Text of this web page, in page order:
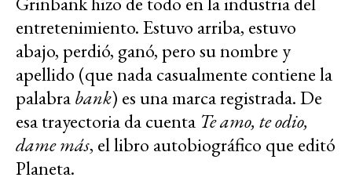
entretenimiento. Estuvo arriba, estuvo
abajo, perdió, ganó, pero su nombre y
apellido (que nada casualmente contiene la
palabrabank) es una marca registrada. De
esa trayectoria da cuenta Te amo, te odio,
dame más, el libro autobiográfico que editó
Planeta.